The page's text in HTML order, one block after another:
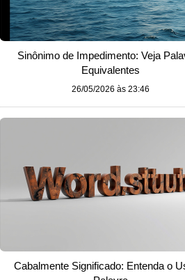
Sinônimo de Impedimento: Veja
Equivalentes
26/05/2026 às 23:46
Cabalmente Significado: Entenda o